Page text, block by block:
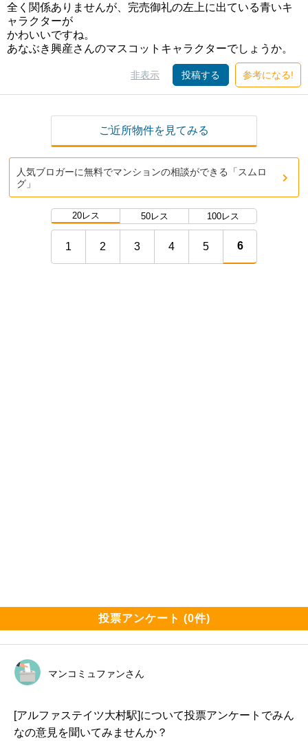
全く関係ありませんが、完売御礼の左上に出ている青いキ
ャラクターが
かわいいですね。
あなぶき興産さんのマスコットキャラクターでしょうか。
非表示 投稿する 参考になる!
ご近所物件を見てみる
人気ブロガーに無料でマンションの相談ができる「スムロ
グ」
20レス 50レス 100レス
1 2 3 4 5 6
投票アンケート (0件)
マンコミュファンさん
[アルファステイツ大村駅]について投票アンケートでみん
なの意見を聞いてみませんか？